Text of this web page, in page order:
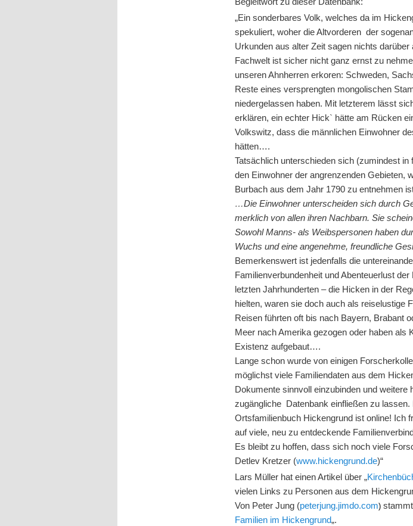
„Ein sonderbares Volk, welches da im
spekuliert, woher die Altvorderen der
Urkunden aus alter Zeit sagen nichts
Fachwelt ist sicher nicht ganz ernst zu
unseren Ahnherren erkoren: Schweden,
Reste eines versprengten mongolischen
niedergelassen haben. Mit letzterem lässt
erklären, ein echter Hick` hätte am Rücken
Volkswitz, dass die männlichen Einwohner
hätten….
Tatsächlich unterschieden sich (zumindest
den Einwohner der angrenzenden Gebieten,
Burbach aus dem Jahr 1790 zu entnehmen
…Die Einwohner unterscheiden sich durch
merklich von allen ihren Nachbarn. Sie
Sowohl Manns- als Weibspersonen haben
Wuchs und eine angenehme, freundliche
Bemerkenswert ist jedenfalls die
Familienverbundenheit und Abenteuerlust
letzten Jahrhunderten – die Hicken in der
hielten, waren sie doch auch als reiselustige
Reisen führten oft bis nach Bayern, Brabant
Meer nach Amerika gezogen oder haben als
Existenz aufgebaut….
Lange schon wurde von einigen
möglichst viele Familiendaten aus dem
Dokumente sinnvoll einzubinden und weitere
zugängliche Datenbank einfließen zu
Ortsfamilienbuch Hickengrund ist online! Ich
auf viele, neu zu entdeckende
Es bleibt zu hoffen, dass sich noch viele
Detlev Kretzer (www.hickengrund.de)“
Lars Müller hat einen Artikel über „
vielen Links zu Personen aus dem
Von Peter Jung (peterjung.jimdo.com)
Familien im Hickengrund„.